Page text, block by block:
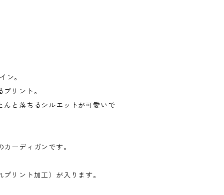
ン。
リント。
んと落ちるシルエットが可愛いで
ーディガンです。
リント加工）が入ります。